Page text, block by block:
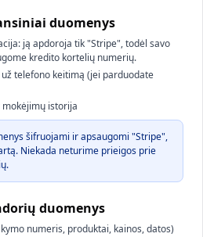
duomenys
ją apdoroja tik "Stripe", todėl savo
kredito kortelių numerių.
telefono keitimą (jei parduodate
istorija
šifruojami ir apsaugomi "Stripe",
Niekada neturime prieigos prie
duomenys
numeris, produktai, kainos, datos)